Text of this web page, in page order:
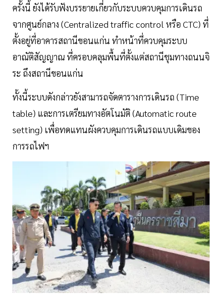
ครั้งนี้ ยังได้รับฟังบรรยายเกี่ยวกับระบบควบคุมการเดินรถ
จากศูนย์กลาง (Centralized traffic control หรือ CTC) ที่
ตั้งอยู่ที่อาคารสถานีขอนแก่น ทำหน้าที่ควบคุมระบบ
อาณัติสัญญาณ ที่ครอบคลุมพื้นที่ตั้งแต่สถานีชุมทางถนนจิ
ระ ถึงสถานีขอนแก่น
ทั้งนี้ระบบดังกล่าวยังสามารถจัดตารางการเดินรถ (Time
table) และการเตรียมทางอัตโนมัติ (Automatic route
setting) เพื่อทดแทนผังควบคุมการเดินรถแบบเดิมของ
การรถไฟฯ